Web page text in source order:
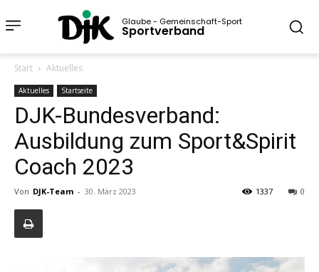
Glaube - Gemeinschaft-Sport
Sportverband
Start Aktuelles
Aktuelles Startseite
DJK-Bundesverband:
Ausbildung zum Sport&Spirit
Coach 2023
Von DJK-Team - 30. März 2023 0
1337